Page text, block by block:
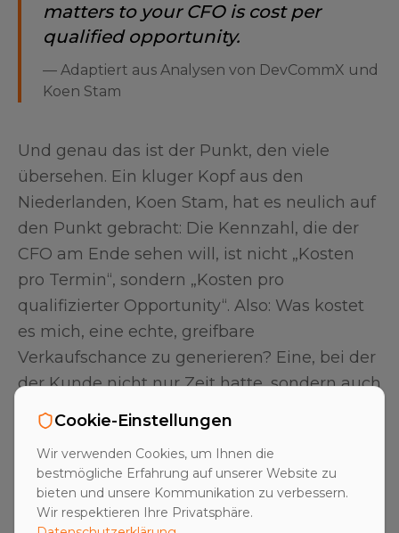
matters to your CFO is cost per
qualified opportunity.
— Adaptiert aus Analysen von DevCommX und
Koen Stam
Und genau das ist der Punkt, den viele
übersehen. Ein kluger Kopf aus den
Niederlanden, Koen Stam, hat es neulich auf
den Punkt gebracht: Die Kennzahl, die der
CFO am Ende sehen will, ist nicht „Kosten
pro Termin“, sondern „Kosten pro
qualifizierter Opportunity“. Also: Was kostet
es mich, eine echte, greifbare
Verkaufschance zu generieren? Eine, bei der
der Kunde nicht nur Zeit hatte, sondern auch
Bedarf, Budget und Entscheidungsbefugnis
hat. Und hier, im anspruchsvollen
Vertriebfür Investitionsgüter, trennt sich die
Spreu vom Weizen.
Cookie-Einstellungen
Wir verwenden Cookies, um Ihnen die
bestmögliche Erfahrung auf unserer Website zu
bieten und unsere Kommunikation zu verbessern.
Wir respektieren Ihre Privatsphäre.